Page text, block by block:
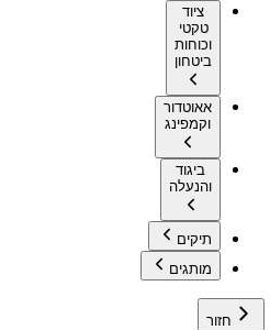
ציוד
טקטי
וכוחות
ביטחון
אאוטדור
וקמפינג
ביגוד
והנעלה
תיקים
מותגים
חזור